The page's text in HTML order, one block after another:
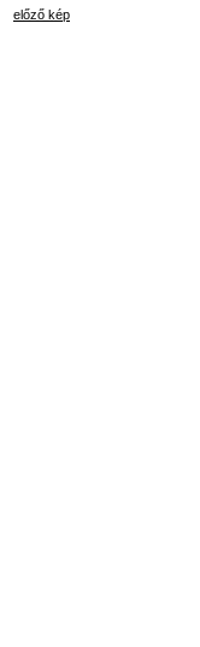
előző kép